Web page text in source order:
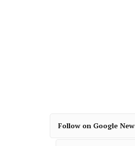
Follow on Google